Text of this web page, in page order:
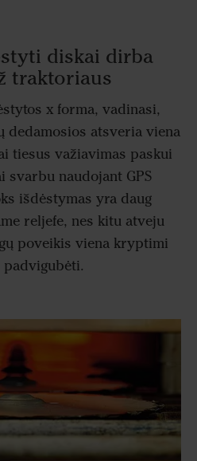
diskai dirba
traktoriaus
x forma, vadinasi,
dedamosios atsveria viena
tiesus važiavimas paskui
svarbu naudojant GPS
išdėstymas yra daug
reljefe, nes kitu atveju
poveikis viena kryptimi
padvigubėti.